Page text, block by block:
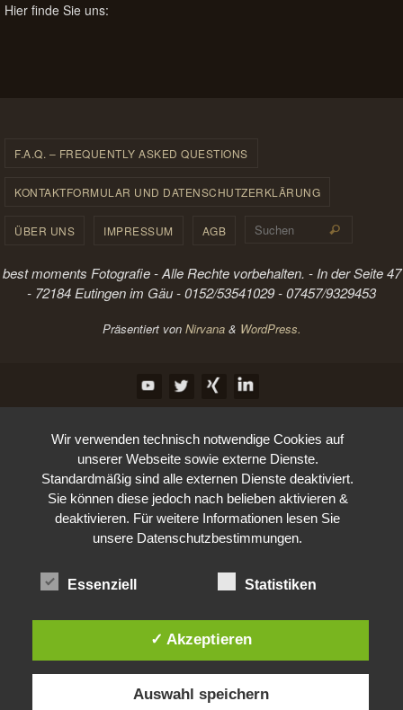
Hier finde Sie uns:
F.A.Q. – FREQUENTLY ASKED QUESTIONS
KONTAKTFORMULAR UND DATENSCHUTZERKLÄRUNG
ÜBER UNS IMPRESSUM AGB Suchen
best moments Fotografie - Alle Rechte vorbehalten. - In der Seite 47
- 72184 Eutingen im Gäu - 0152/53541029 - 07457/9329453
Präsentiert von Nirvana& WordPress.
Wir verwenden technisch notwendige Cookies auf
unserer Webseite sowie externe Dienste.
Standardmäßig sind alle externen Dienste deaktiviert.
Sie können diese jedoch nach belieben aktivieren &
deaktivieren. Für weitere Informationen lesen Sie
unsere Datenschutzbestimmungen.
Essenziell Statistiken
✓ Akzeptieren
Auswahl speichern